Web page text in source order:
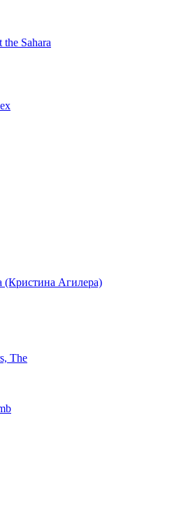
the Sahara
(Кристина Агилера)
The